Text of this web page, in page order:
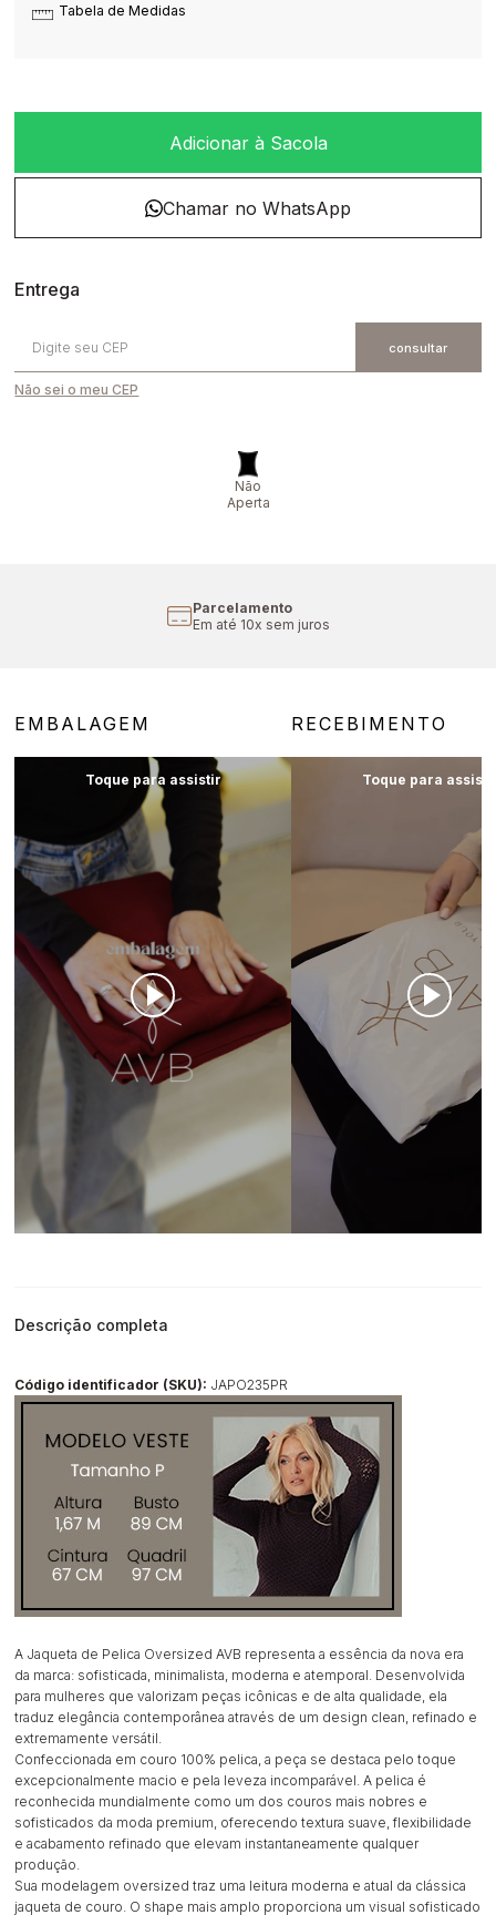
Tabela de Medidas
Adicionar à Sacola
Não sei o meu CEP
Não
Aperta
Cupom Primeira Compra
Aproveite 10% off
EMBALAGEM RECEBIMENTO
Descrição completa
Código identificador (SKU): JAPO235PR
A Jaqueta de Pelica Oversized AVB representa a essência da nova era
da marca: sofisticada, minimalista, moderna e atemporal. Desenvolvida
para mulheres que valorizam peças icônicas e de alta qualidade, ela
traduz elegância contemporânea através de um design clean, refinado e
extremamente versátil.
Confeccionada em couro 100% pelica, a peça se destaca pelo toque
excepcionalmente macio e pela leveza incomparável. A pelica é
reconhecida mundialmente como um dos couros mais nobres e
sofisticados da moda premium, oferecendo textura suave, flexibilidade
e acabamento refinado que elevam instantaneamente qualquer
produção.
Sua modelagem oversized traz uma leitura moderna e atual da clássica
jaqueta de couro. O shape mais amplo proporciona um visual sofisticado